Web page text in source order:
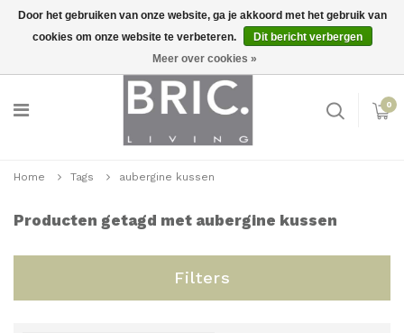
Inloggen
0
Home Tags aubergine kussen
Producten getagd met aubergine kussen
Filters
Door het gebruiken van onze website, ga je akkoord met het gebruik van
cookies om onze website te verbeteren.
Dit bericht verbergen
Meer over cookies »